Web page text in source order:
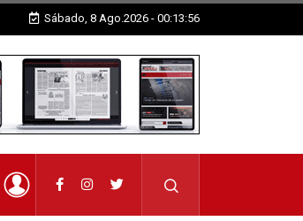
Sábado, 8 Ago.2026 - 00:13:56